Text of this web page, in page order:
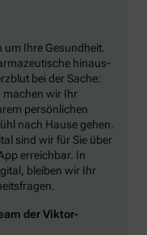
Ihre Gesundheit.
hinaus-
bei der Sache:
machen wir Ihr
persönlichen
nach Hause gehen.
sind wir für Sie über
erreichbar. In
bleiben wir Ihr
der Viktor-